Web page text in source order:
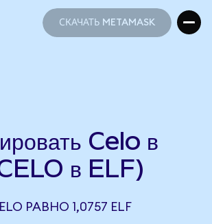
СКАЧАТЬ METAMASK
Celo в
в ELF)
РАВНО 1,0757 ELF